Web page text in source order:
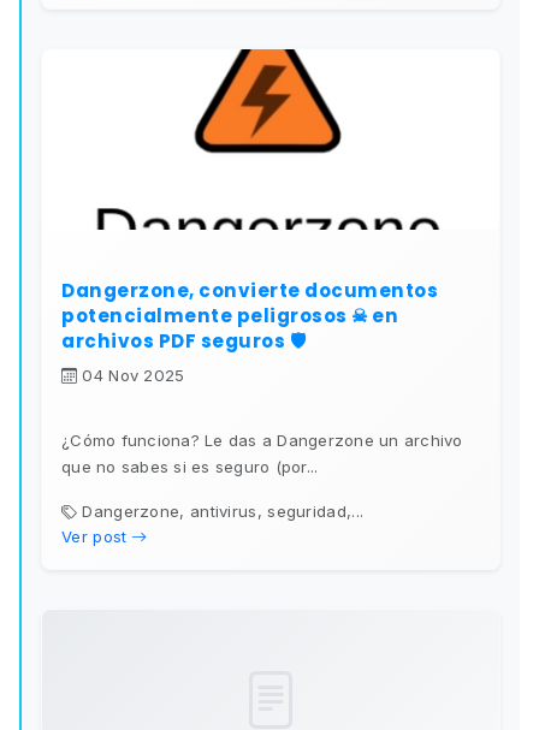
Dangerzone, convierte documentos
potencialmente peligrosos ☠ en
archivos PDF seguros 🛡️
04 Nov 2025
¿Cómo funciona? Le das a Dangerzone un archivo
que no sabes si es seguro (por...
Dangerzone, antivirus, seguridad,...
Ver post